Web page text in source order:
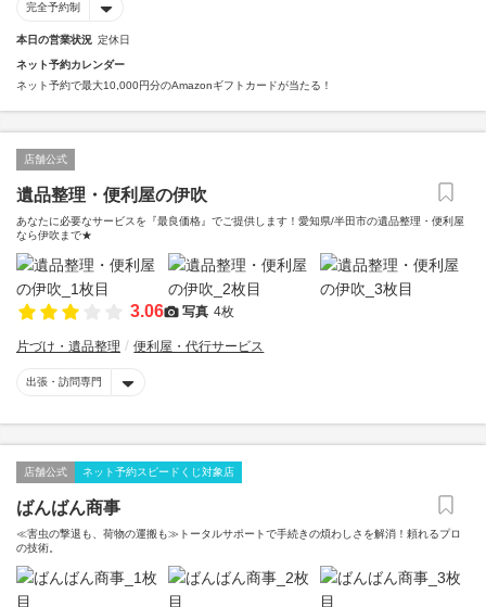
完全予約制
本日の営業状況 定休日
ネット予約カレンダー
ネット予約で最大10,000円分のAmazonギフトカードが当たる！
店舗公式
遺品整理・便利屋の伊吹
あなたに必要なサービスを『最良価格』でご提供します！愛知県/半田市の遺品整理・便利屋
なら伊吹まで★
3.06 写真 4枚
片づけ・遺品整理 便利屋・代行サービス
出張・訪問専門
店舗公式 ネット予約スピードくじ対象店
ばんばん商事
≪害虫の撃退も、荷物の運搬も≫トータルサポートで手続きの煩わしさを解消！頼れるプロ
の技術。